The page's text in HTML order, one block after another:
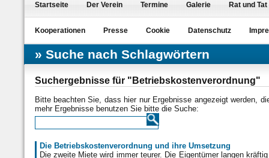
Startseite Der Verein Termine Galerie Rat und Tat
Kooperationen Presse Cookie Datenschutz
Suche nach Schlagwörtern
Suchergebnisse für "Betriebskostenverordnung"
Bitte beachten Sie, dass hier nur Ergebnisse angezeigt werden,
mehr Ergebnisse benutzen Sie bitte die Suche:
Die Betriebskostenverordnung und ihre Umsetzung
Die zweite Miete wird immer teurer. Die Eigentümer langen